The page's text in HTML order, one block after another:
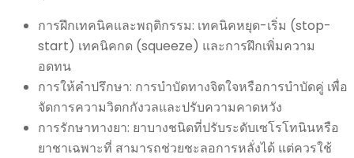
การฝึกเทคนิคและพฤติกรรม: เทคนิคหยุด-เริ่ม (stop-
start) เทคนิคกด (squeeze) และการฝึกเพิ่มความ
อดทน
การให้คำปรึกษา: การบำบัดทางจิตใจหรือการบำบัดคู่ เพื่อ
จัดการความวิตกกังวลและปรับความคาดหวัง
การรักษาทางยา: ยาบางชนิดที่ปรับระดับเซโรโทนินหรือ
ยาชาเฉพาะที่ สามารถช่วยชะลอการหลั่งได้ แต่ควรใช้